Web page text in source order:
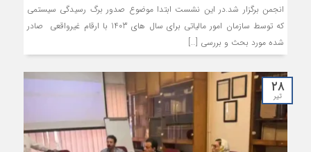
انجمن برگزار شد.در این نشست ابتدا موضوع صدور برگ رسیدگی سیستمی
که توسط سازمان امور مالیاتی برای سال های 1403 با ارقام غیرواقعی صادر
شده مورد بحث و بررسی […]
۲۸
تیر